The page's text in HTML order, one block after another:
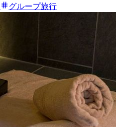
グループ旅行